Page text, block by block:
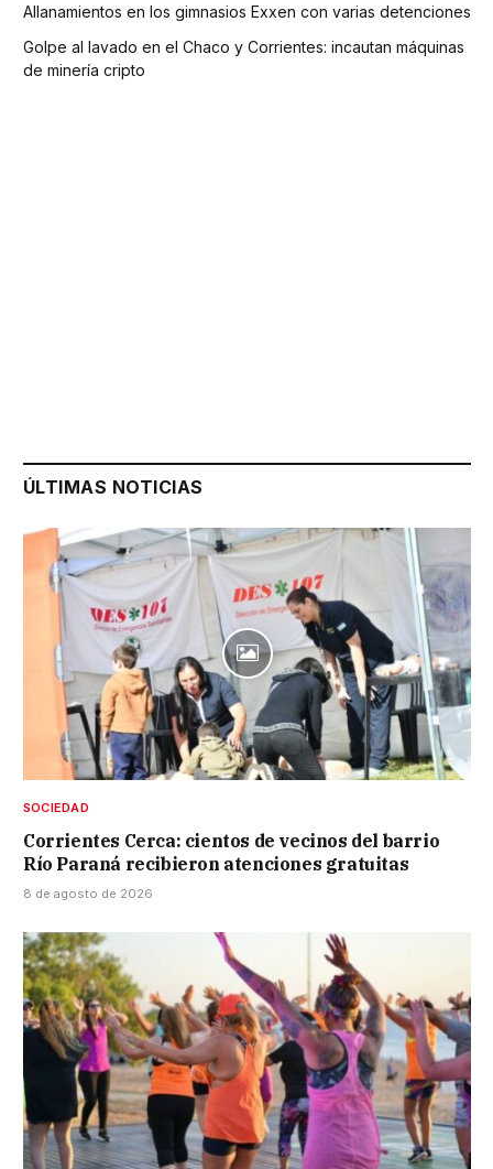
Allanamientos en los gimnasios Exxen con varias detenciones
Golpe al lavado en el Chaco y Corrientes: incautan máquinas
de minería cripto
ÚLTIMAS NOTICIAS
SOCIEDAD
Corrientes Cerca: cientos de vecinos del barrio
Río Paraná recibieron atenciones gratuitas
8 de agosto de 2026